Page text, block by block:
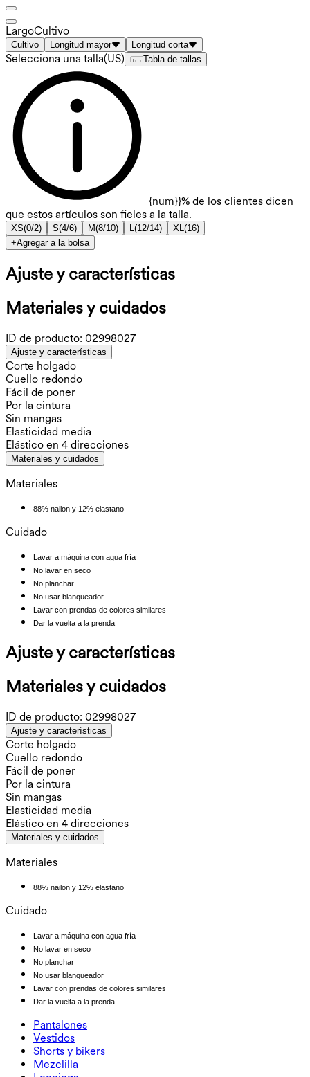
LargoCultivo
Cultivo Longitud mayor Longitud corta
Selecciona una talla(US) Tabla de tallas
{num}}% de los clientes dicen
que estos artículos son fieles a la talla.
XS(0/2) S(4/6) M(8/10) L(12/14) XL(16)
+Agregar a la bolsa
Ajuste y características
Materiales y cuidados
ID de producto: 02998027
Ajuste y características
Corte holgado
Cuello redondo
Fácil de poner
Por la cintura
Sin mangas
Elasticidad media
Elástico en 4 direcciones
Materiales y cuidados
Materiales
88% nailon y 12% elastano
Cuidado
Lavar a máquina con agua fría
No lavar en seco
No planchar
No usar blanqueador
Lavar con prendas de colores similares
Dar la vuelta a la prenda
Ajuste y características
Materiales y cuidados
ID de producto: 02998027
Ajuste y características
Corte holgado
Cuello redondo
Fácil de poner
Por la cintura
Sin mangas
Elasticidad media
Elástico en 4 direcciones
Materiales y cuidados
Materiales
88% nailon y 12% elastano
Cuidado
Lavar a máquina con agua fría
No lavar en seco
No planchar
No usar blanqueador
Lavar con prendas de colores similares
Dar la vuelta a la prenda
Pantalones
Pantalones
Joggers
Pantalones de trabajo
Pantalones holgados
Vestidos
Vestidos
Sportkleider
Vestidos midi y maxi
Shorts y bikers
Shorts y bikers
Biker
Mezclilla
Mezclilla